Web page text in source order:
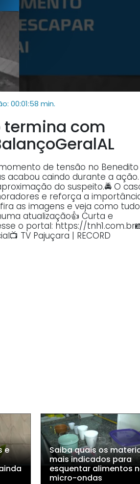
00:01:58 min.
termina com
de tensão no Benedito
acabou caindo durante a ação.
do suspeito.🚔 O
e reforça a
as imagens e veja como tudo
atualização👍 Curta e
o portal: https://
TV Pajuçara | RECORD
e
Saiba quais os
mais indicados para
esquentar alimentos
micro-ondas